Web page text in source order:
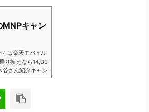
MNPキャン
は楽天モバイル
り換えなら14,00
さん紹介キャン
背水の陣の楽天
してきました。